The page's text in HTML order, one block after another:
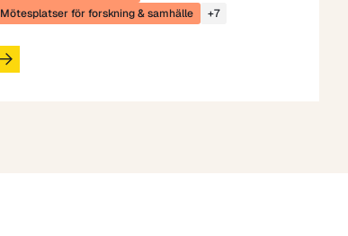
Mötesplatser för forskning & samhälle
+7